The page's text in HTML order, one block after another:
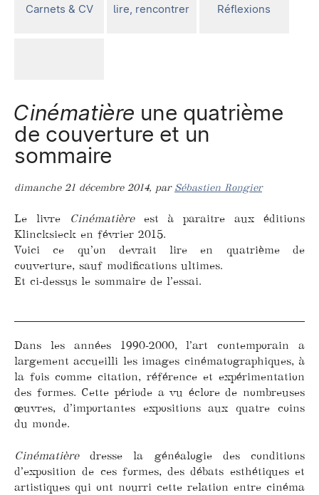
Carnets & CV lire, rencontrer Réflexions
Cinématière une quatrième
de couverture et un
sommaire
dimanche 21 décembre 2014, par Sébastien Rongier
Le livre Cinématièreest à paraitre aux éditions
Klincksieck en février 2015.
Voici ce qu’on devrait lire en quatrième de
couverture, sauf modifications ultimes.
Et ci-dessus le sommaire de l’essai.
Dans les années 1990-2000, l’art contemporain a
largement accueilli les images cinématographiques, à
la fois comme citation, référence et expérimentation
des formes. Cette période a vu éclore de nombreuses
œuvres, d’importantes expositions aux quatre coins
du monde.
Cinématièredresse la généalogie des conditions
d’exposition de ces formes, des débats esthétiques et
artistiques qui ont nourri cette relation entre cinéma